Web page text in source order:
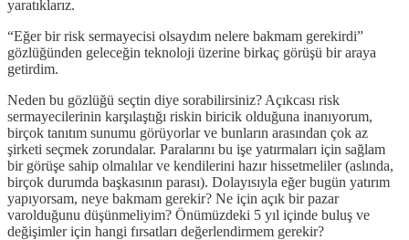
yaratıklarız.
“Eğer bir risk sermayecisi olsaydım nelere bakmam gerekirdi”
gözlüğünden geleceğin teknoloji üzerine birkaç görüşü bir araya
getirdim.
Neden bu gözlüğü seçtin diye sorabilirsiniz? Açıkcası risk
sermayecilerinin karşılaştığı riskin biricik olduğuna inanıyorum,
birçok tanıtım sunumu görüyorlar ve bunların arasından çok az
şirketi seçmek zorundalar. Paralarını bu işe yatırmaları için sağlam
bir görüşe sahip olmalılar ve kendilerini hazır hissetmeliler (aslında,
birçok durumda başkasının parası). Dolayısıyla eğer bugün yatırım
yapıyorsam, neye bakmam gerekir? Ne için açık bir pazar
varolduğunu düşünmeliyim? Önümüzdeki 5 yıl içinde buluş ve
değişimler için hangi fırsatları değerlendirmem gerekir?